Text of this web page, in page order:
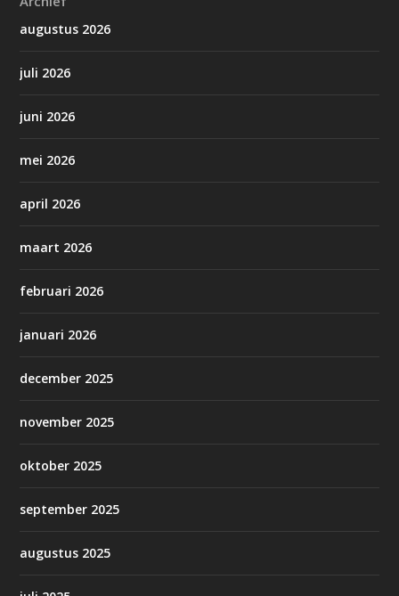
augustus 2026
juli 2026
juni 2026
mei 2026
april 2026
maart 2026
februari 2026
januari 2026
december 2025
november 2025
oktober 2025
september 2025
augustus 2025